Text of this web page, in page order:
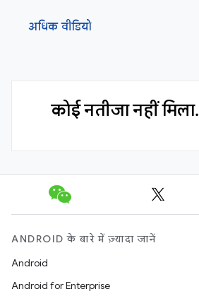
अधिक वीडियो
कोई नतीजा नहीं मिला.
ANDROID के बारे में ज़्यादा जानें
Android
Android for Enterprise